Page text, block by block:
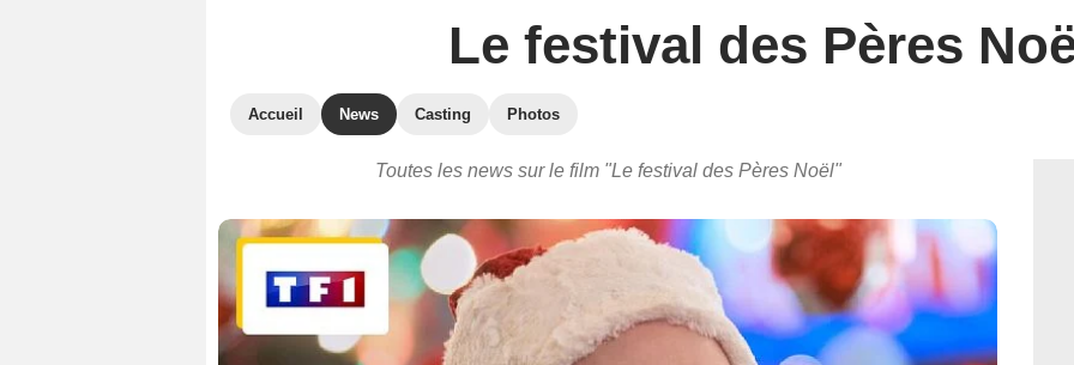
Le festival des Pères
Accueil News Casting Photos
Toutes les news sur le film "Le festival des Pères Noël"